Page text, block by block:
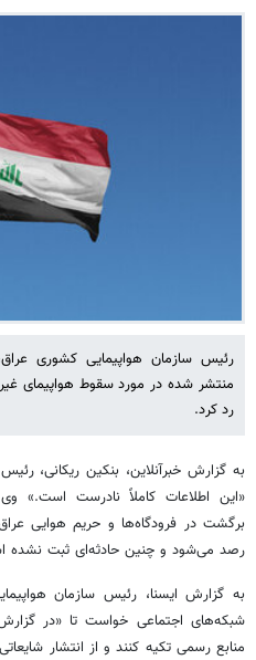
رئیس سازمان هواپیمایی کشوری
منتشر شده در مورد سقوط هواپیمای
رد کرد.
به گزارش خبرآنلاین، بنکین ریکانی،
«این اطلاعات کاملاً نادرست است.»
برگشت در فرودگاه‌ها و حریم هوایی
رصد می‌شود و چنین حادثه‌ای ثبت نشده
به گزارش ایسنا، رئیس سازمان
شبکه‌های اجتماعی خواست تا «در گزارش
منابع رسمی تکیه کنند و از انتشار